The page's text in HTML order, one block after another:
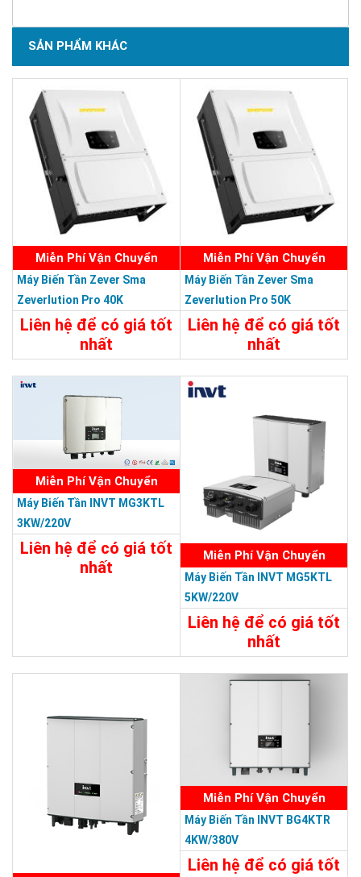
SẢN PHẨM KHÁC
Miễn Phí Vận Chuyển
Máy Biến Tần Zever Sma
Zeverlution Pro 40K
40Kw/380V
Liên hệ để có giá tốt
nhất
Miễn Phí Vận Chuyển
Máy Biến Tần Zever Sma
Zeverlution Pro 50K
50KW/380V
Liên hệ để có giá tốt
nhất
Miễn Phí Vận Chuyển
Máy Biến Tần INVT MG3KTL
3KW/220V
Liên hệ để có giá tốt
nhất
Miễn Phí Vận Chuyển
Máy Biến Tần INVT MG5KTL
5KW/220V
Liên hệ để có giá tốt
nhất
Miễn Phí Vận Chuyển
Máy Biến Tần INVT BG4KTR
4KW/380V
Liên hệ để có giá tốt